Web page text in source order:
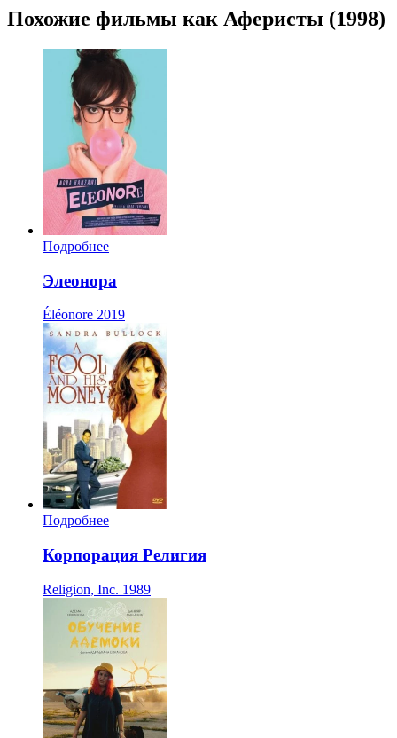
Похожие фильмы как Аферисты (1998)
Подробнее
Элеонора
Éléonore 2019
Подробнее
Корпорация Религия
Religion, Inc. 1989